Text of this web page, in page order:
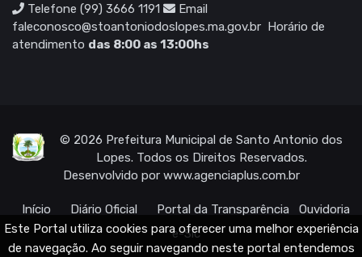
Este Portal utiliza cookies para oferecer uma melhor experiência
de navegação. Ao seguir navegando neste portal entendemos
Telefone (99) 3666 1191
Email
faleconosco@stoantoniodoslopes.ma.gov.br Horário de
atendimento das 8:00 as 13:00hs
© 2026 Prefeitura Municipal de Santo Antonio dos
Lopes. Todos os Direitos Reservados.
Desenvolvido por www.agenciaplus.com.br
Início Diário Oficial Portal da Transparência
Ouvidoria
e-Sic